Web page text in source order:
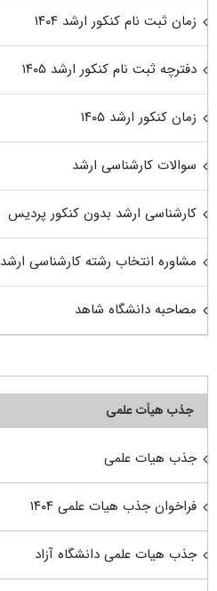
زمان ثبت نام کنکور ارشد ۱۴۰۴
دفترچه ثبت نام کنکور ارشد ۱۴۰۵
زمان کنکور ارشد ۱۴۰۵
سوالات کارشناسی ارشد
کارشناسی ارشد بدون کنکور پردیس
مشاوره انتخاب رشته کارشناسی ارشد
مصاحبه دانشگاه شاهد
جذب هیأت علمی
جذب هیات علمی
فراخوان جذب هیات علمی ۱۴۰۴
جذب هیات علمی دانشگاه آزاد